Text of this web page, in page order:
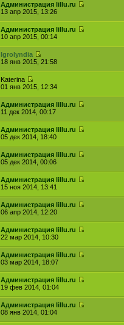
Администрация lillu.ru
13 апр 2015, 13:26
Администрация lillu.ru
10 апр 2015, 00:14
Igrolyndia
18 янв 2015, 21:58
Katerina
01 янв 2015, 12:34
Администрация lillu.ru
11 дек 2014, 00:17
Администрация lillu.ru
05 дек 2014, 18:40
Администрация lillu.ru
05 дек 2014, 00:06
Администрация lillu.ru
15 ноя 2014, 13:41
Администрация lillu.ru
06 апр 2014, 12:20
Администрация lillu.ru
22 мар 2014, 10:30
Администрация lillu.ru
03 мар 2014, 18:07
Администрация lillu.ru
19 фев 2014, 01:04
Администрация lillu.ru
08 янв 2014, 01:04